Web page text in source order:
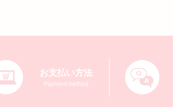
お支払い方法
Payment method